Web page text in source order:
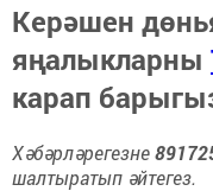
Керәшен
яңалыкларны
карап
Хәбәрләрегезне
шалтыратып әйтегез.